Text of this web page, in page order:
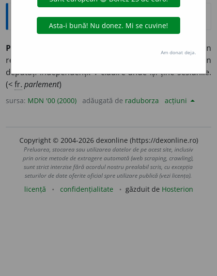
Explicative DEX
PARLAM
organ legislativ, eligibil, alcătuit din
reprezentanți ai diferitelor partide politice sau din
deputați independenți. ◊ clădire unde își ține sesiunile.
(<fr. parlement)
sursa: MDN '00 (2000) adăugată de raduborza acțiuni
Copyright © 2004-2026 dexonline (https://dexonline.ro)
Preluarea, stocarea sau utilizarea datelor de pe acest site, inclusiv
prin orice metode de extragere automată (web scraping, crawling),
sunt strict interzise fără acordul nostru prealabil scris, cu excepția
seturilor de date oferite oficial spre utilizare publică (vezi licența).
licență confidențialitate găzduit de Hosterion
Am donat deja.